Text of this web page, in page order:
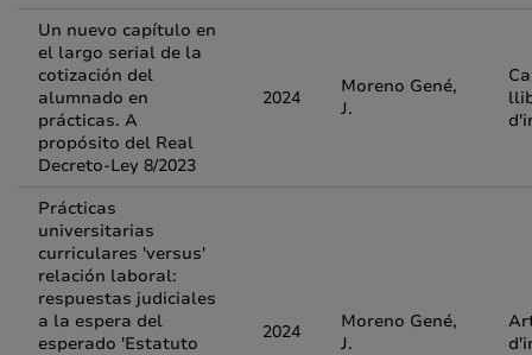
Un nuevo capítulo en
el largo serial de la
cotización del
alumnado en
prácticas. A
propósito del Real
Decreto-Ley 8/2023
2024
Moreno Gené,
J.
Prácticas
universitarias
curriculares 'versus'
relación laboral:
respuestas judiciales
a la espera del
esperado 'Estatuto
2024
Moreno Gené,
J.